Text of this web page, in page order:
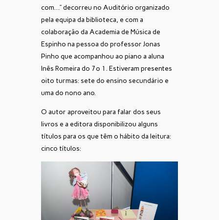
com…” decorreu no Auditório organizado
pela equipa da biblioteca, e com a
colaboração da Academia de Música de
Espinho na pessoa do professor Jonas
Pinho que acompanhou ao piano a aluna
Inês Romeira do 7º 1. Estiveram presentes
oito turmas: sete do ensino secundário e
uma do nono ano.
O autor aproveitou para falar dos seus
livros e a editora disponibilizou alguns
títulos para os que têm o hábito da leitura:
cinco títulos: